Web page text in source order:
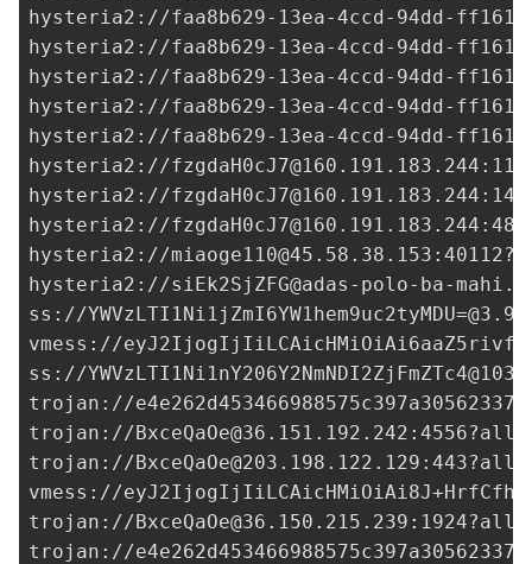
hysteria2://faa8b629-13ea-4ccd-94dd-
hysteria2://faa8b629-13ea-4ccd-94dd-
hysteria2://faa8b629-13ea-4ccd-94dd-
hysteria2://faa8b629-13ea-4ccd-94dd-
hysteria2://faa8b629-13ea-4ccd-94dd-
hysteria2://fzgdaH0cJ7@160.191.183.244
hysteria2://fzgdaH0cJ7@160.191.183.244
hysteria2://fzgdaH0cJ7@160.191.183.244
hysteria2://miaoge110@45.58.38.153
hysteria2://siEk2SjZFG@adas-polo-ba-
ss://
vmess://
ss://
trojan://
trojan://BxceQaOe@36.151.192.242
trojan://BxceQaOe@203.198.122.129
vmess://
trojan://BxceQaOe@36.150.215.239
trojan://